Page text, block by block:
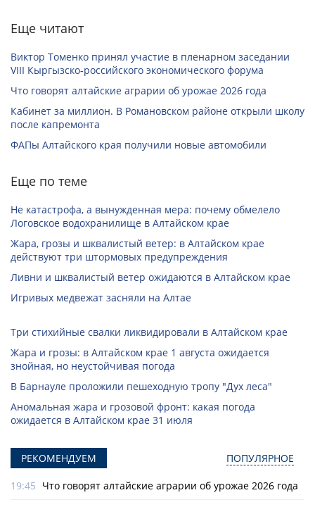
Еще читают
Виктор Томенко принял участие в пленарном заседании
VIII Кыргызско-российского экономического форума
Что говорят алтайские аграрии об урожае 2026 года
Кабинет за миллион. В Романовском районе открыли школу
после капремонта
ФАПы Алтайского края получили новые автомобили
Еще по теме
Не катастрофа, а вынужденная мера: почему обмелело
Логовское водохранилище в Алтайском крае
Жара, грозы и шквалистый ветер: в Алтайском крае
действуют три штормовых предупреждения
Ливни и шквалистый ветер ожидаются в Алтайском крае
Игривых медвежат засняли на Алтае
Три стихийные свалки ликвидировали в Алтайском крае
Жара и грозы: в Алтайском крае 1 августа ожидается
знойная, но неустойчивая погода
В Барнауле проложили пешеходную тропу "Дух леса"
Аномальная жара и грозовой фронт: какая погода
ожидается в Алтайском крае 31 июля
РЕКОМЕНДУЕМ ПОПУЛЯРНОЕ
19:45 Что говорят алтайские аграрии об урожае 2026 года